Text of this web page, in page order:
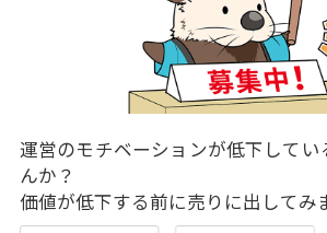
運営のモチベーションが低下して
んか？
価値が低下する前に売りに出してみ